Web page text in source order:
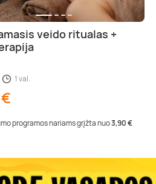
veido ritualas +
1 val.
programos nariams grįžta nuo3,90 €